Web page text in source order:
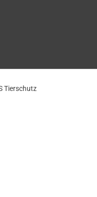
Tierschutz